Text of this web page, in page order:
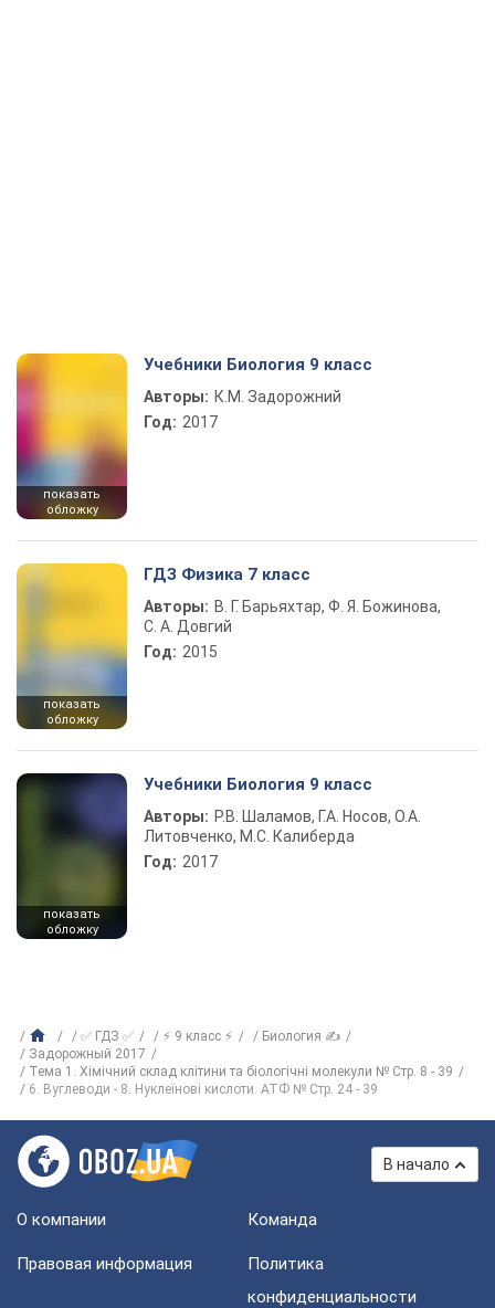
показать
обложку
Учебники Биология 9 класс
Авторы: К.М. Задорожний
Год: 2017
показать
обложку
ГДЗ Физика 7 класс
Авторы: В. Г. Барьяхтар, Ф. Я. Божинова,
С. А. Довгий
Год: 2015
показать
обложку
Учебники Биология 9 класс
Авторы: Р.В. Шаламов, Г.А. Носов, О.А.
Литовченко, М.С. Калиберда
Год: 2017
✅ ГДЗ ✅ ⚡ 9 класс ⚡
Биология ✍
Задорожный 2017
Тема 1. Хімічний склад клітини та біологічні молекули № Стр. 8 - 39
6. Вуглеводи - 8. Нуклеїнові кислоти. АТФ № Стр. 24 - 39
В начало
О компании Команда
Правовая информация
Политика
конфиденциальности